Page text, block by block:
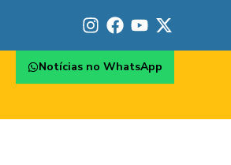
Notícias no WhatsApp